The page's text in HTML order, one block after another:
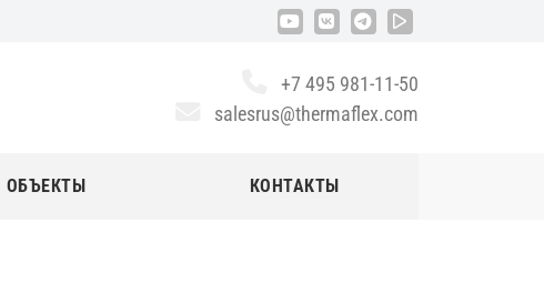
+7 495 981-11-50
salesrus@thermaflex.com
ОБЪЕКТЫ КОНТАКТЫ